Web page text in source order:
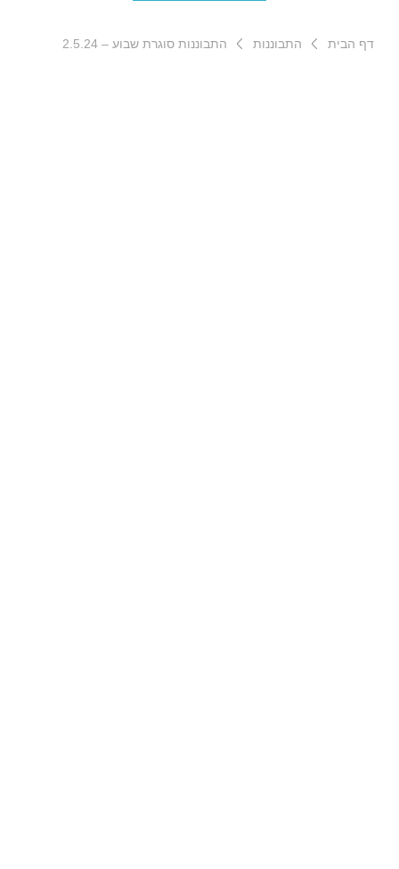
דף הבית התבוננות התבוננות סוגרת שבוע – 2.5.24